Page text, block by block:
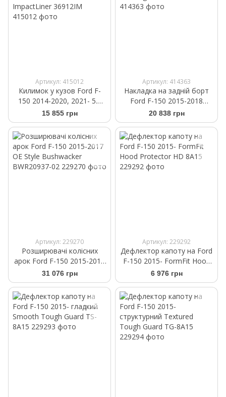
Артикул: 415012
Килимок у кузов Ford F-
150 2014-2020, 2021- 5.5
Box WeatherTech
ImpactLiner 36912IM
15 855 грн
Артикул: 414363
Накладка на задній борт
Ford F-150 2015-2018
AirDesign FO20A32SB
20 838 грн
Артикул: 229270
Розширювачі колісних
арок Ford F-150 2015-2017
OE Style Bushwacker
BWR20937-02
31 076 грн
Артикул: 229292
Дефлектор капоту на Ford
F-150 2015- FormFit Hood
Protector HD 8A15
6 976 грн